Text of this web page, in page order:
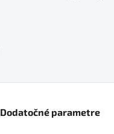
Dodatočné parametre